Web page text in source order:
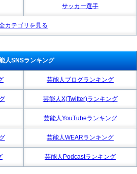
サッカー選手
カテゴリを見る
人SNSランキング
芸能人ブログランキング
芸能人X(Twitter)ランキング
芸能人YouTubeランキング
芸能人WEARランキング
芸能人Podcastランキング